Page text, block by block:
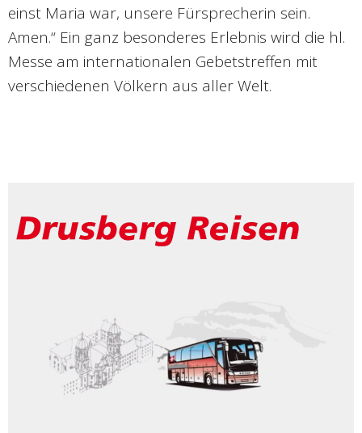
einst Maria war, unsere Fürsprecherin sein.
Amen.“ Ein ganz besonderes Erlebnis wird die hl.
Messe am internationalen Gebetstreffen mit
verschiedenen Völkern aus aller Welt.